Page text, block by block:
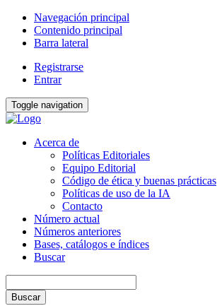
Navegación principal
Contenido principal
Barra lateral
Registrarse
Entrar
Toggle navigation
Acerca de
Políticas Editoriales
Equipo Editorial
Código de ética y buenas prácticas
Políticas de uso de la IA
Contacto
Número actual
Números anteriores
Bases, catálogos e índices
Buscar
Buscar